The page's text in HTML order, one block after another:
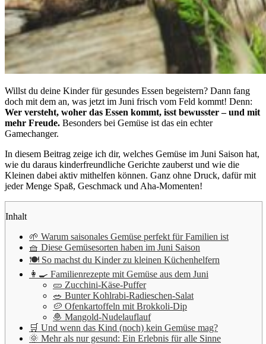
Willst du deine Kinder für gesundes Essen begeistern? Dann fang
doch mit dem an, was jetzt im Juni frisch vom Feld kommt! Denn:
Wer versteht, woher das Essen kommt, isst bewusster – und mit
mehr Freude. Besonders bei Gemüse ist das ein echter
Gamechanger.
In diesem Beitrag zeige ich dir, welches Gemüse im Juni Saison hat,
wie du daraus kinderfreundliche Gerichte zauberst und wie die
Kleinen dabei aktiv mithelfen können. Ganz ohne Druck, dafür mit
jeder Menge Spaß, Geschmack und Aha-Momenten!
Inhalt
🌱 Warum saisonales Gemüse perfekt für Familien ist
🧺 Diese Gemüsesorten haben im Juni Saison
🍽 So machst du Kinder zu kleinen Küchenhelfern
👩‍🍳 Familienrezepte mit Gemüse aus dem Juni
🥒 Zucchini-Käse-Puffer
🥗 Bunter Kohlrabi-Radieschen-Salat
🥔 Ofenkartoffeln mit Brokkoli-Dip
🧆 Mangold-Nudelauflauf
🛒 Und wenn das Kind (noch) kein Gemüse mag?
🌞 Mehr als nur gesund: Ein Erlebnis für alle Sinne